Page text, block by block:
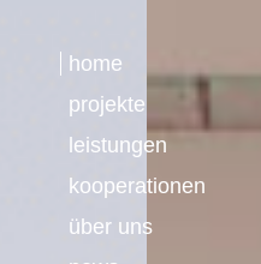
home
projekte
leistungen
kooperationen
über uns